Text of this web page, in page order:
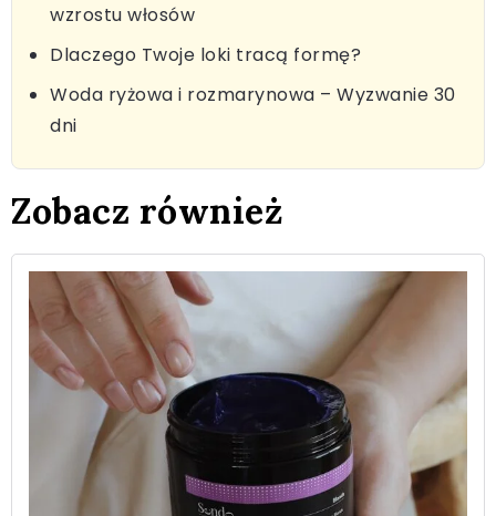
wzrostu włosów
Dlaczego Twoje loki tracą formę?
Woda ryżowa i rozmarynowa – Wyzwanie 30
dni
Zobacz również